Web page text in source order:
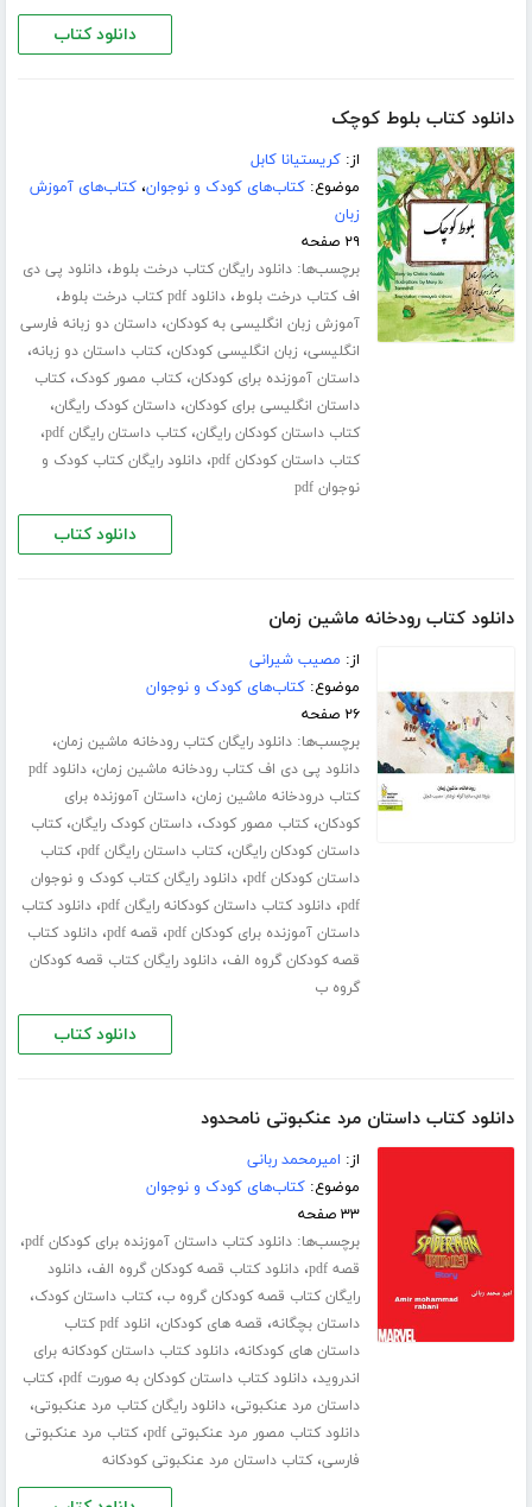
دانلود کتاب
دانلود کتاب بلوط کوچک
از:کریستیانا کابل
موضوع:کتاب‌های کودک و نوجوان،کتاب‌های آموزش
زبان
۲۹ صفحه
برچسب‌ها:دانلود رایگان کتاب درخت بلوط،دانلود پی دی
اف کتاب درخت بلوط،دانلود pdf کتاب درخت بلوط ،
آموزش زبان انگلیسی به کودکان،داستان دو زبانه فارسی
انگلیسی، زبان انگلیسی کودکان،کتاب داستان دو زبانه،
داستان آموزنده برای کودکان،کتاب مصور کودک،کتاب
داستان انگلیسی برای کودکان،داستان کودک رایگان،
کتاب داستان کودکان رایگان،کتاب داستان رایگان pdf ،
کتاب داستان کودکان pdf ،دانلود رایگان کتاب کودک و
نوجوان pdf
دانلود کتاب
دانلود کتاب رودخانه ماشین زمان
از: مصیب شیرانی
موضوع:کتاب‌های کودک و نوجوان
۲۶ صفحه
برچسب‌ها:دانلود رایگان کتاب رودخانه ماشین زمان،
دانلود پی دی اف کتاب رودخانه ماشین زمان،
دانلود pdf
کتاب درودخانه ماشین زمان،داستان آموزنده برای
کودکان،کتاب مصور کودک،داستان کودک رایگان،کتاب
داستان کودکان رایگان،کتاب داستان رایگان pdf ،کتاب
داستان کودکان pdf
،دانلود رایگان کتاب کودک و نوجوان
pdf،دانلود کتاب داستان کودکانه رایگان pdf ،دانلود کتاب
داستان آموزنده برای کودکان pdf
، قصه pdf ،دانلود کتاب
قصه کودکان گروه الف،دانلود رایگان کتاب قصه کودکان
گروه ب
دانلود کتاب
دانلود کتاب داستان مرد عنکبوتی نامحدود
از: امیرمحمد ربانی
موضوع:کتاب‌های کودک و نوجوان
۳۳ صفحه
برچسب‌ها:دانلود کتاب داستان آموزنده برای کودکان pdf ،
قصه pdf ،دانلود کتاب قصه کودکان گروه الف،دانلود
رایگان کتاب قصه کودکان گروه ب،کتاب داستان کودک،
داستان بچگانه، قصه های کودکان،
انلود pdf کتاب
داستان های کودکانه،دانلود کتاب داستان کودکانه برای
اندروید،دانلود کتاب داستان کودکان به صورت pdf ،کتاب
داستان مرد عنکبوتی،دانلود رایگان کتاب مرد عنکبوتی،
دانلود کتاب مصور مرد عنکبوتی pdf ،کتاب مرد عنکبوتی
فارسی،کتاب داستان مرد عنکبوتی کودکانه